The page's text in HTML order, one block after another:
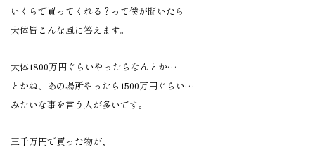
いくらで買ってくれる？って僕が聞いたら
大体皆こんな風に答えます。
大体1800万円ぐらいやったらなんとか…
とかね、あの場所やったら1500万円ぐらい…
みたいな事を言う人が多いです。
三千万円で買った物が、